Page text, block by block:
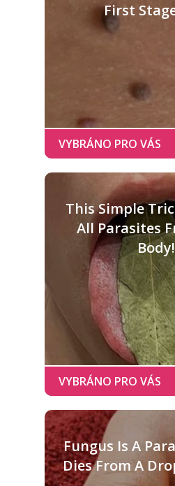
First
This Simple
All Parasites
Body!
Fungus Is A
Dies From A